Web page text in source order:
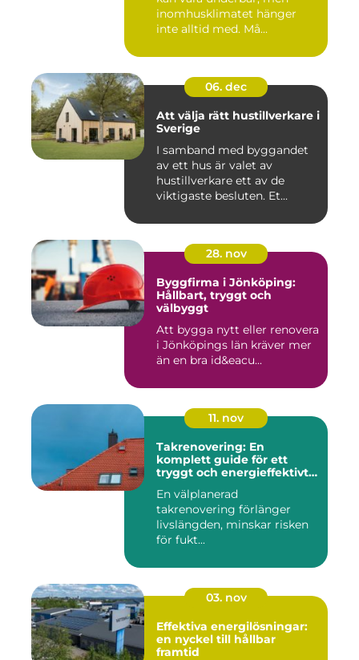
inomhusklimatet hänger
inte alltid med. Må...
06. dec
Att välja rätt hustillverkare i
Sverige
I samband med byggandet
av ett hus är valet av
hustillverkare ett av de
viktigaste besluten. Et...
28. nov
Byggfirma i Jönköping:
Hållbart, tryggt och
välbyggt
Att bygga nytt eller renovera
i Jönköpings län kräver mer
än en bra id&eacu...
11. nov
Takrenovering: En
komplett guide för ett
tryggt och energieffektivt
En välplanerad
takrenovering förlänger
livslängden, minskar risken
för fukt...
03. nov
Effektiva energilösningar:
en nyckel till hållbar
framtid